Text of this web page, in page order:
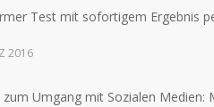
Test mit sofortigem Ergebnis
2016
zum Umgang mit Sozialen Medien: